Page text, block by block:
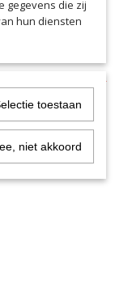
gegevens die zij
hun diensten
toestaan
niet akkoord